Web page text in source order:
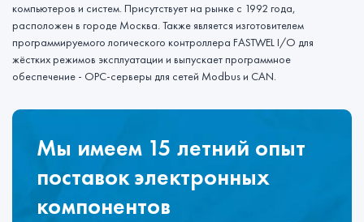
компьютеров и систем. Присутствует на рынке с 1992 года,
расположен в городе Москва. Также является изготовителем
программируемого логического контроллера FASTWEL I/O для
жёстких режимов эксплуатации и выпускает программное
обеспечение - OPC-серверы для сетей Modbus и CAN.
Мы имеем 15 летний опыт
поставок электронных
компонентов